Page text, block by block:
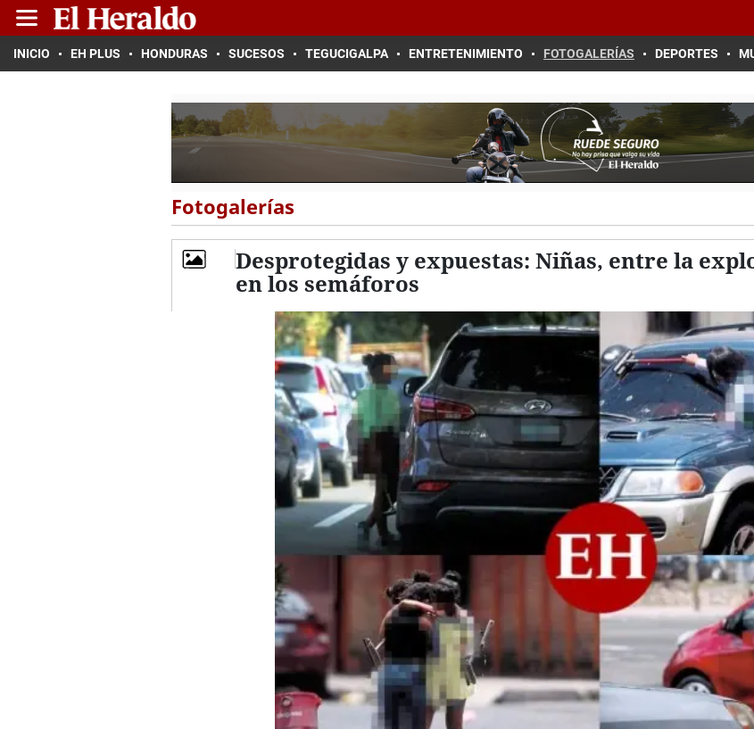
INICIO EH PLUS HONDURAS SUCESOS TEGUCIGALPA ENTRETENIMIENTO FOTOGALERÍAS DEPORTES
Fotogalerías
Desprotegidas y expuestas: Niñas, entre la
en los semáforos